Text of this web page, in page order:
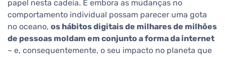
papel nesta cadeia. E embora as mudanças no
comportamento individual possam parecer uma gota
no oceano, os hábitos digitais de milhares de milhões
de pessoas moldam em conjunto a forma da internet
– e, consequentemente, o seu impacto no planeta que